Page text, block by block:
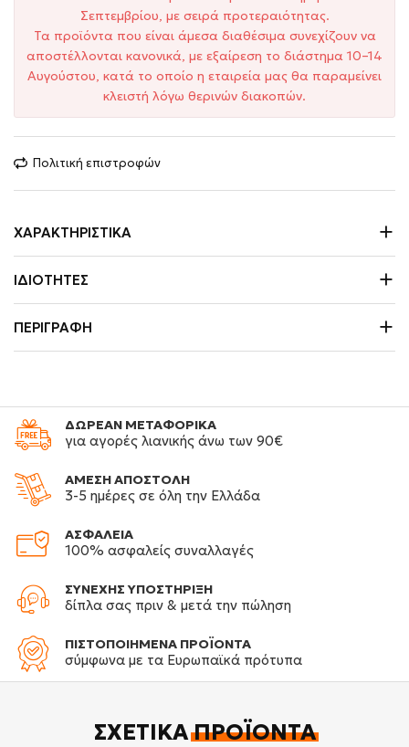
Σεπτεμβρίου, με σειρά προτεραιότητας.
Τα προϊόντα που είναι άμεσα διαθέσιμα συνεχίζουν να
αποστέλλονται κανονικά, με εξαίρεση το διάστημα 10–14
Αυγούστου, κατά το οποίο η εταιρεία μας θα παραμείνει
κλειστή λόγω θερινών διακοπών.
Πολιτική επιστροφών
ΧΑΡΑΚΤΗΡΙΣΤΙΚΆ
ΙΔΙΌΤΗΤΕΣ
ΠΕΡΙΓΡΑΦΉ
ΔΩΡΕΑΝ ΜΕΤΑΦΟΡΙΚΑ
για αγορές λιανικής άνω των 90€
ΑΜΕΣΗ ΑΠΟΣΤΟΛΗ
3-5 ημέρες σε όλη την Ελλάδα
ΑΣΦΑΛΕΙΑ
100% ασφαλείς συναλλαγές
ΣΥΝΕΧΗΣ ΥΠΟΣΤΗΡΙΞΗ
δίπλα σας πριν & μετά την πώληση
ΠΙΣΤΟΠΟΙΗΜΕΝΑ ΠΡΟΪΟΝΤΑ
σύμφωνα με τα Ευρωπαϊκά πρότυπα
ΣΧΕΤΙΚΆΠΡΟΪΌΝΤΑ